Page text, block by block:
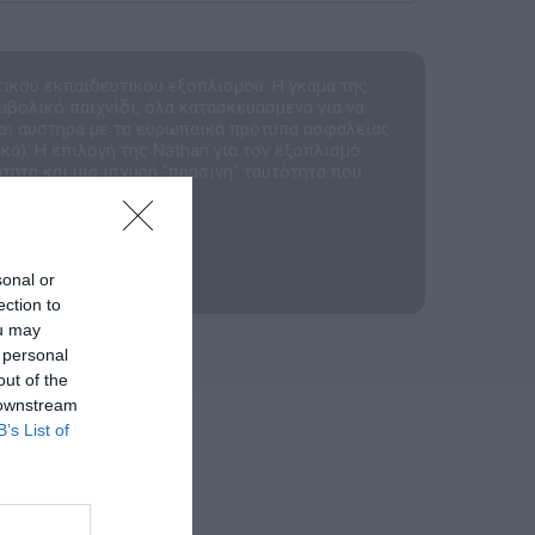
or
to
may
of the
List of
και μια ισχυρή "πράσινη" ταυτότητα που